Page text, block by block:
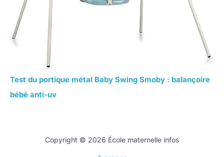
Test du portique métal Baby Swing Smoby : balançoire
bébé anti-uv
Copyright © 2026 École maternelle infos